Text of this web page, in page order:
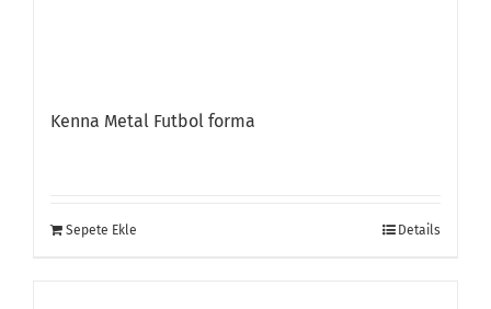
Kenna Metal Futbol forma
Sepete Ekle Details